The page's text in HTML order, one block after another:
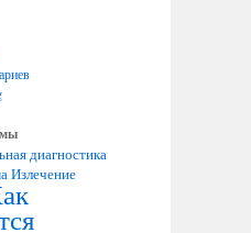
диагностика
Излечение